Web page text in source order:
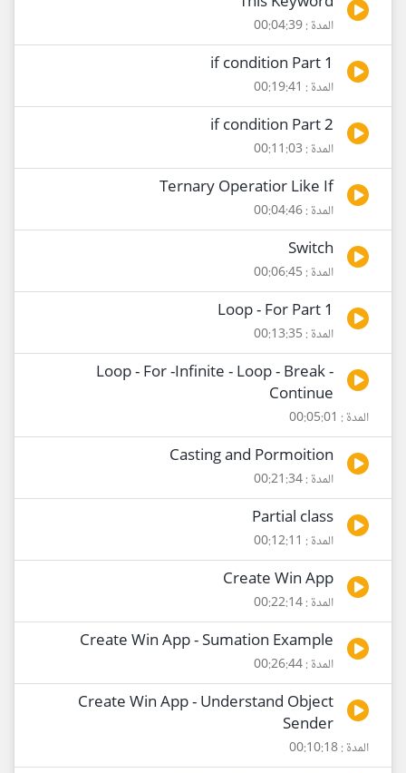
المدة : 00:04:39
if condition Part 1
المدة : 00:19:41
if condition Part 2
المدة : 00:11:03
Ternary Operatior Like If
المدة : 00:04:46
Switch
المدة : 00:06:45
Loop - For Part 1
المدة : 00:13:35
Loop - For -Infinite - Loop - Break -
Continue
المدة : 00:05:01
Casting and Pormoition
المدة : 00:21:34
Partial class
المدة : 00:12:11
Create Win App
المدة : 00:22:14
Create Win App - Sumation Example
المدة : 00:26:44
Create Win App - Understand Object
Sender
المدة : 00:10:18